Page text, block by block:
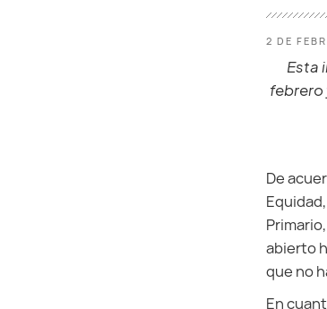
2 DE
Esta
febrero
De
abierto
que no
En